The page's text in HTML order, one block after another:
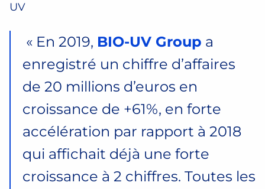
UV
« En 2019, BIO-UV Group a
enregistré un chiffre d’affaires
de 20 millions d’euros en
croissance de +61%, en forte
accélération par rapport à 2018
qui affichait déjà une forte
croissance à 2 chiffres. Toutes les